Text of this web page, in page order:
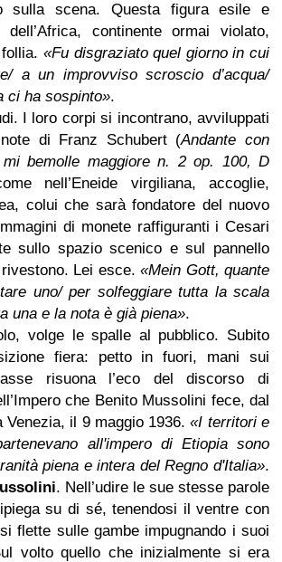
sulla scena. Questa figura esile e
continente ormai violato,
«Fu disgraziato quel giorno in cui
a un improvviso scroscio d’acqua/
ci ha sospinto».
I loro corpi si incontrano, avviluppati
di Franz Schubert (Andante con
bemolle maggiore n. 2 op. 100, D
nell’Eneide virgiliana, accoglie,
colui che sarà fondatore del nuovo
di monete raffiguranti i Cesari
sullo spazio scenico e sul pannello
Lei esce.«Mein Gott, quante
uno/ per solfeggiare tutta la scala
una e la nota è già piena».
volge le spalle al pubblico. Subito
fiera: petto in fuori, mani sui
risuona l’eco del discorso di
che Benito Mussolini fece, dal
Venezia, il 9 maggio 1936.«I territori e
all'impero di Etiopia sono
piena e intera del Regno d'Italia».
. Nell’udire le sue stesse parole
su di sé, tenendosi il ventre con
flette sulle gambe impugnando i suoi
volto quello che inizialmente si era